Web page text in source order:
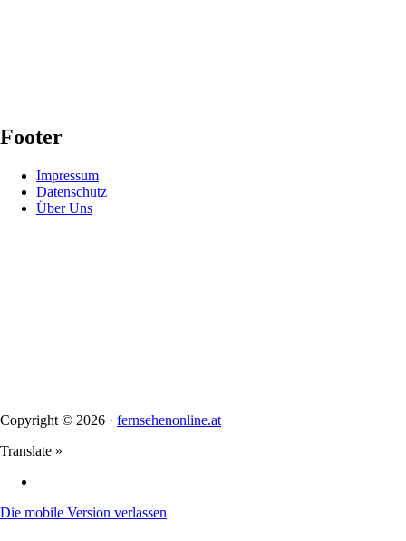
Footer
Impressum
Datenschutz
Über Uns
Copyright © 2026 · fernsehenonline.at
Translate »
Die mobile Version verlassen